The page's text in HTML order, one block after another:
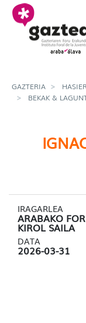
Eduki nagusira
GAZTERIA
BEKAK &
IRAGARLEA
ARABAKO
KIROL SAILA
DATA
2026-03-31